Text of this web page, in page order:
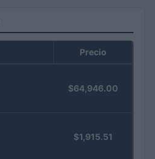
Precio
$64,946.00
$1,915.51